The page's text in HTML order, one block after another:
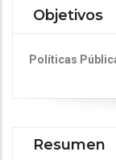
Objetivos
Políticas
Resumen